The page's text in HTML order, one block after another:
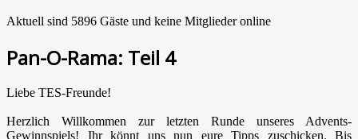
Aktuell sind 5896 Gäste und keine Mitglieder online
Pan-O-Rama: Teil 4
Liebe TES-Freunde!
Herzlich Willkommen zur letzten Runde unseres Advents-
Gewinnspiels! Ihr könnt uns nun eure Tipps zuschicken. Bis